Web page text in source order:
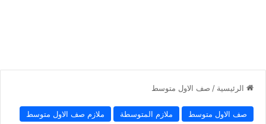
الرئيسية / صف الاول متوسط
صف الاول متوسط ملازم المتوسطة ملازم صف الاول متوسط